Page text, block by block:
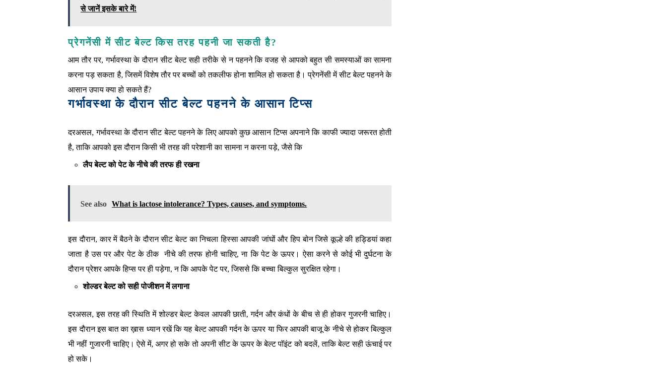
से जानें इसके बारे में!
प्रेगनेंसी में सीट बेल्ट किस तरह पहनी जा सकती है?
आम तौर पर, गर्भावस्था के दौरान सीट बेल्ट सही तरीके से न पहनने कि वजह से आपको बहुत सी समस्याओं का सामना
करना पड़ सकता है, जिसमें विशेष तौर पर बच्चों को तकलीफ होना शामिल हो सकता है। प्रेगनेंसी में सीट बेल्ट पहनने के
आसान उपाय क्या हो सकते हैं?
गर्भावस्था के दौरान सीट बेल्ट पहनने के आसान टिप्स
दरअसल, गर्भावस्था के दौरान सीट बेल्ट पहनने के लिए आपको कुछ आसान टिप्स अपनाने कि काफी ज्यादा जरूरत होती
है, ताकि आपको इस दौरान किसी भी तरह की परेशानी का सामना न करना पड़े, जैसे कि
लैप बेल्ट को पेट के नीचे की तरफ ही रखना
See also What is lactose intolerance? Types, causes, and symptoms.
इस दौरान, कार में बैठने के दौरान सीट बेल्ट का निचला हिस्सा आपकी जांघों और हिप बोन जिसे कूल्हे की हड्डियां कहा
जाता है उस पर और पेट के ठीक नीचे की तरफ होनी चाहिए, ना कि पेट के ऊपर। ऐसा करने से कोई भी दुर्घटना के
दौरान प्रेशर आपके हिप्स पर ही पड़ेगा, न कि आपके पेट पर, जिससे कि बच्चा बिल्कुल सुरक्षित रहेगा।
शोल्डर बेल्ट को सही पोजीशन में लगाना
दरअसल, इस तरह की स्थिति में शोल्डर बेल्ट केवल आपकी छाती, गर्दन और कंधों के बीच से ही होकर गुजरनी चाहिए।
इस दौरान इस बात का ख़ास ध्यान रखें कि यह बेल्ट आपकी गर्दन के ऊपर या फिर आपकी बाजू के नीचे से होकर बिल्कुल
भी नहीं गुजारनी चाहिए। ऐसे में, अगर हो सके तो अपनी सीट के ऊपर के बेल्ट पॉइंट को बदलें, ताकि बेल्ट सही ऊंचाई पर
हो सके।